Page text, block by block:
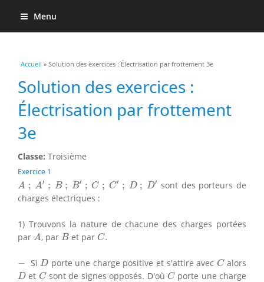
Menu
Vous êtes ici
Accueil » Solution des exercices : Électrisation par frottement 3e
Solution des exercices :
Électrisation par frottement
3e
Classe: Troisième
Exercice 1
A ; A′ ; B ; B′ ; C ; C′ ; D ; D′
A ; B B′ C; ;D D′
sont des porteurs de
charges électriques :
1) Trouvons la nature de chacune des charges portées
par A
A , par B
B et par C.
C.
− Si D
D porte une charge positive et s'attire avec C
Calors
D
D et C
Csont de signes opposés. D'où C
Cporte une charge